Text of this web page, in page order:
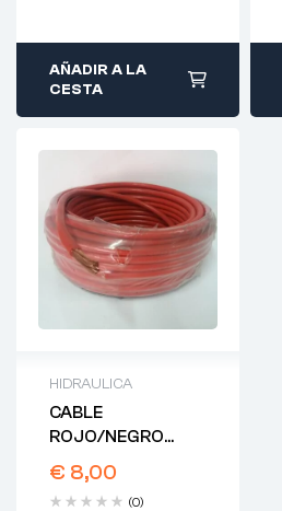
AÑADIR A LA
CESTA
HIDRAULICA
CABLE
ROJO/NEGRO
PARA BOMBA
HIDRÁULICA
€ 8,00
(0)